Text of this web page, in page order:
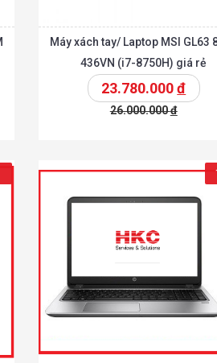
Máy xách tay/ Laptop MSI GL63
436VN (i7-8750H) giá rẻ
23.780.000đ
26.000.000đ